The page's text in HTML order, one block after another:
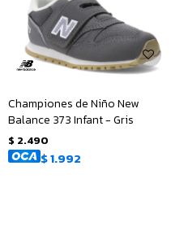
Championes de Niño New
Balance 373 Infant - Gris
$ 2.490
$1.992